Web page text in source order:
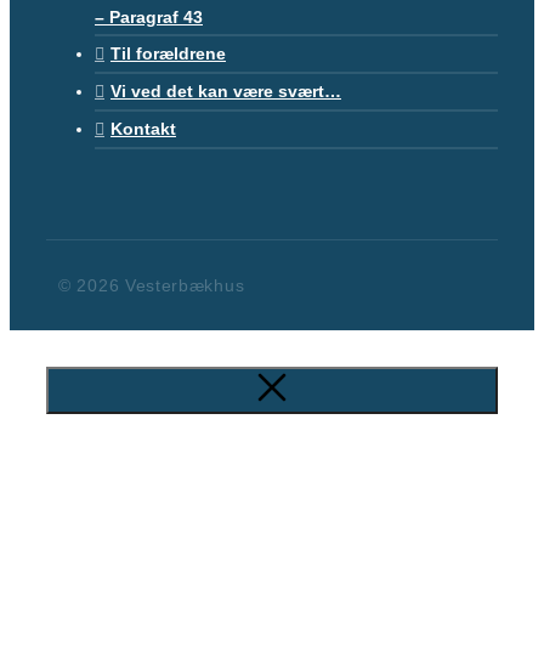
– Paragraf 43
Til forældrene
Vi ved det kan være svært…
Kontakt
© 2026 Vesterbækhus